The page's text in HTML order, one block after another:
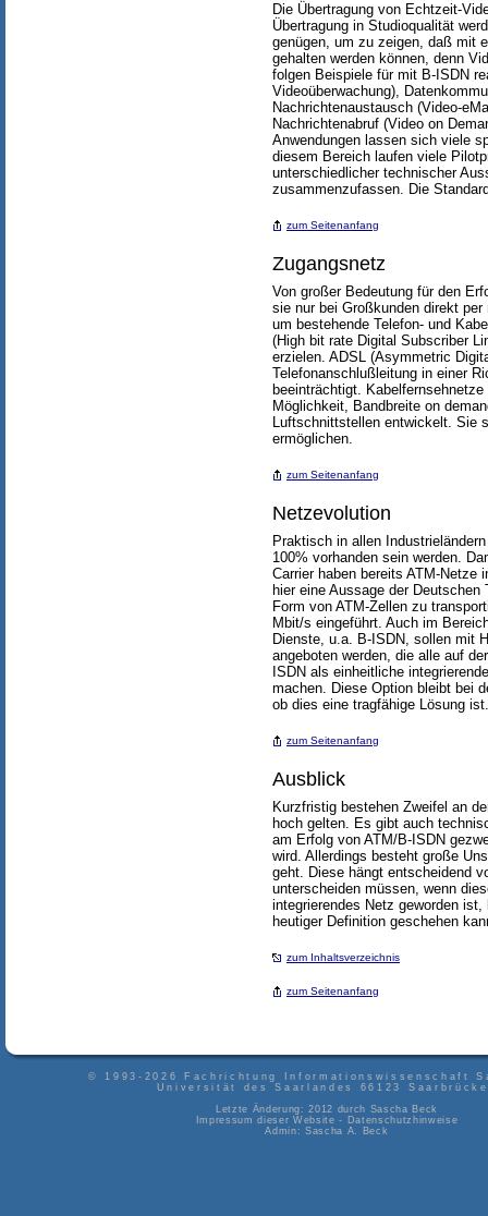
Die Übertragung von Echtzeit-
Übertragung in Studioqualität
genügen, um zu zeigen, daß mit
gehalten werden können, denn
folgen Beispiele für mit B-ISDN
Videoüberwachung),
Nachrichtenaustausch (Video-
Nachrichtenabruf (Video on
Anwendungen lassen sich viele
diesem Bereich laufen viele
unterschiedlicher technischer
zusammenzufassen. Die
zum Seitenanfang
Zugangsnetz
Von großer Bedeutung für den
sie nur bei Großkunden direkt
um bestehende Telefon- und
(High bit rate Digital Subscriber
erzielen. ADSL (Asymmetric
Telefonanschlußleitung in einer
beeinträchtigt.
Möglichkeit, Bandbreite on
Luftschnittstellen entwickelt. Sie
ermöglichen.
zum Seitenanfang
Netzevolution
Praktisch in allen
100% vorhanden sein werden.
Carrier haben bereits ATM-Netze
hier eine Aussage der
Form von ATM-Zellen zu
Mbit/s eingeführt. Auch im
Dienste, u.a. B-ISDN, sollen mit
angeboten werden, die alle auf
ISDN als einheitliche
machen. Diese Option bleibt bei
ob dies eine tragfähige Lösung ist.
zum Seitenanfang
Ausblick
Kurzfristig bestehen Zweifel an
hoch gelten. Es gibt auch
am Erfolg von ATM/B-ISDN
wird. Allerdings besteht große
geht. Diese hängt entscheidend
unterscheiden müssen, wenn
integrierendes Netz geworden
heutiger Definition geschehen
zum Inhaltsverzeichnis
zum Seitenanfang
© 1993-2026 Fachrichtung Informationswissenschaft
Universität des Saarlandes
66123
Letzte Änderung: 2012 durch Sascha Beck
Impressum dieser Website - Datenschutzhinweise
Admin:Sascha A. Beck